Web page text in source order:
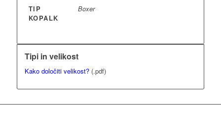
TIP
KOPALK
Boxer
Tipi in velikost
Kako določiti velikost?(.pdf)